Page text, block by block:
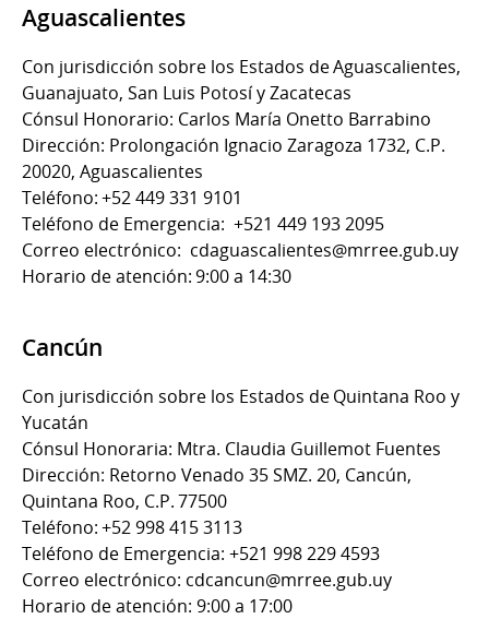
Aguascalientes
Con jurisdicción sobre los Estados de Aguascalientes,
Guanajuato, San Luis Potosí y Zacatecas
Cónsul Honorario: Carlos María Onetto Barrabino
Dirección: Prolongación Ignacio Zaragoza 1732, C.P.
20020, Aguascalientes
Teléfono: +52 449 331 9101
Teléfono de Emergencia: +521 449 193 2095
Correo electrónico: cdaguascalientes@mrree.gub.uy
Horario de atención: 9:00 a 14:30
Cancún
Con jurisdicción sobre los Estados de Quintana Roo y
Yucatán
Cónsul Honoraria: Mtra. Claudia Guillemot Fuentes
Dirección: Retorno Venado 35 SMZ. 20, Cancún,
Quintana Roo, C.P. 77500
Teléfono: +52 998 415 3113
Teléfono de Emergencia: +521 998 229 4593
Correo electrónico: cdcancun@mrree.gub.uy
Horario de atención: 9:00 a 17:00